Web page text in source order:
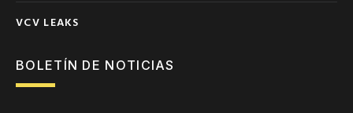
VCV LEAKS
BOLETÍN DE NOTICIAS